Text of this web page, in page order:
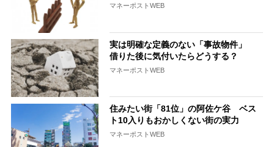
マネーポストWEB
実は明確な定義のない「事故物件」
借りた後に気付いたらどうする？
マネーポストWEB
住みたい街「81位」の阿佐ケ谷 ベス
ト10入りもおかしくない街の実力
マネーポストWEB